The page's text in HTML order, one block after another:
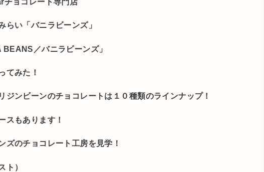
らい「バニラビーンズ」
BEANS／バニラビーンズ」
てみた！
ジンビーンのチョコレートは１０種類のラインナップ！
スもあります！
ズのチョコレート工房を見学！
ト）